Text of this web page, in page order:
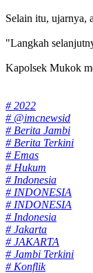
Selain itu, ujarnya,
"Langkah
Kapolsek Mukok
# 2022
# @imcnewsid
# Berita Jambi
# Berita Terkini
# Emas
# Hukum
# Indonesia
# INDONESIA
# INDONESIA
# Indonesia
# Jakarta
# JAKARTA
# Jambi Terkini
# Konflik